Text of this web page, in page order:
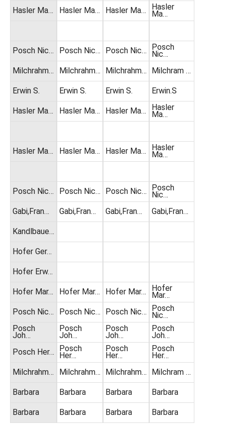
Hasler Ma…
Posch Nic…
Milchrahm…
Erwin S.
Hasler Ma…
Hasler Ma…
Posch Nic…
Gabi,Fran…
Kandlbaue…
Hofer Ger…
Hofer Erw…
Hofer Mar…
Posch Nic…
Posch
Joh…
Posch Her…
Milchrahm…
Barbara
Barbara
Hasler Ma…
Posch Nic…
Milchrahm…
Erwin S.
Hasler Ma…
Hasler Ma…
Posch Nic…
Gabi,Fran…
Hofer Mar…
Posch Nic…
Posch
Joh…
Posch
Her…
Milchrahm…
Barbara
Barbara
Hasler Ma…
Posch Nic…
Milchrahm…
Erwin S.
Hasler Ma…
Hasler Ma…
Posch Nic…
Gabi,Fran…
Hofer Mar…
Posch Nic…
Posch
Joh…
Posch
Her…
Milchrahm…
Barbara
Barbara
Hasler
Ma…
Posch
Nic…
Milchram …
Erwin.S
Hasler
Ma…
Hasler
Ma…
Posch
Nic…
Gabi,Fran…
Hofer
Mar…
Posch
Nic…
Posch
Joh…
Posch
Her…
Milchram …
Barbara
Barbara